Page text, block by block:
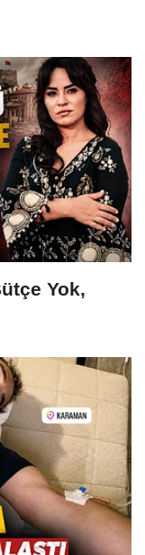
Yok,